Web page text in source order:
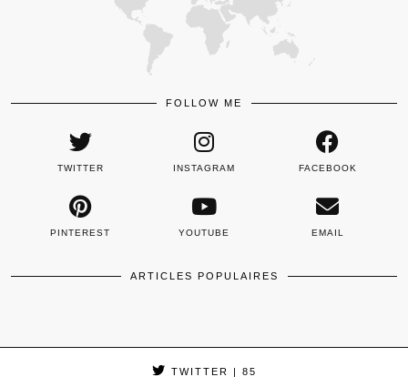
FOLLOW ME
TWITTER INSTAGRAM FACEBOOK
PINTEREST YOUTUBE EMAIL
ARTICLES POPULAIRES
TWITTER | 85